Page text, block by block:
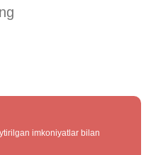
imkoniyatlar bilan